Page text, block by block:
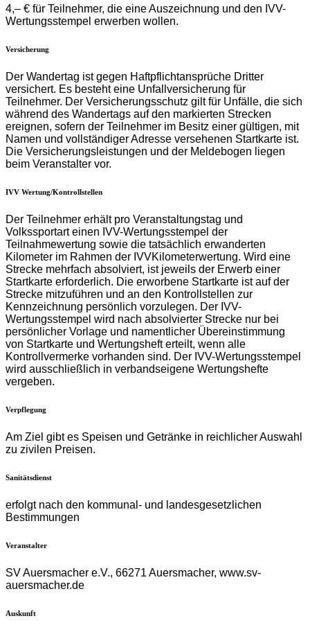
4,– € für Teilnehmer, die eine Auszeichnung und den IVV-
Wertungsstempel erwerben wollen.
Versicherung
Der Wandertag ist gegen Haftpflichtansprüche Dritter
versichert. Es besteht eine Unfallversicherung für
Teilnehmer. Der Versicherungsschutz gilt für Unfälle, die sich
während des Wandertags auf den markierten Strecken
ereignen, sofern der Teilnehmer im Besitz einer gültigen, mit
Namen und vollständiger Adresse versehenen Startkarte ist.
Die Versicherungsleistungen und der Meldebogen liegen
beim Veranstalter vor.
IVV Wertung/Kontrollstellen
Der Teilnehmer erhält pro Veranstaltungstag und
Volkssportart einen IVV-Wertungsstempel der
Teilnahmewertung sowie die tatsächlich erwanderten
Kilometer im Rahmen der IVVKilometerwertung. Wird eine
Strecke mehrfach absolviert, ist jeweils der Erwerb einer
Startkarte erforderlich. Die erworbene Startkarte ist auf der
Strecke mitzuführen und an den Kontrollstellen zur
Kennzeichnung persönlich vorzulegen. Der IVV-
Wertungsstempel wird nach absolvierter Strecke nur bei
persönlicher Vorlage und namentlicher Übereinstimmung
von Startkarte und Wertungsheft erteilt, wenn alle
Kontrollvermerke vorhanden sind. Der IVV-Wertungsstempel
wird ausschließlich in verbandseigene Wertungshefte
vergeben.
Verpflegung
Am Ziel gibt es Speisen und Getränke in reichlicher Auswahl
zu zivilen Preisen.
Sanitätsdienst
erfolgt nach den kommunal- und landesgesetzlichen
Bestimmungen
Veranstalter
SV Auersmacher e.V., 66271 Auersmacher, www.sv-
auersmacher.de
Auskunft